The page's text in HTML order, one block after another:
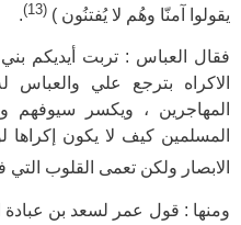
يقولوا آمنّا وهُم لا يُفتنُون ) (13)
.
فقال العباس : تربت أيديكم
الاكراه بترجع علي
المهاجرين ، ويكسر
المسلمين كيف لا يكون إكراها
الابصار ولكن تعمى القلوب
ومنها : قول عمر لسعد بن عبادة